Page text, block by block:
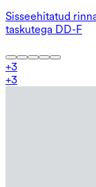
Sisseehitatud
taskutega DD-F
+3
+3